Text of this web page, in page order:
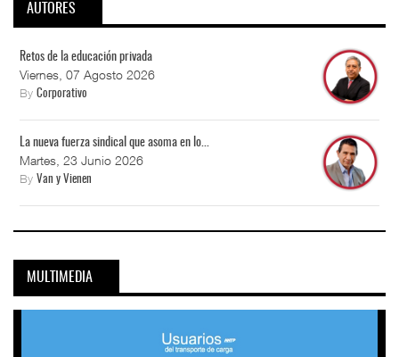
AUTORES
Retos de la educación privada
Viernes, 07 Agosto 2026
By Corporativo
La nueva fuerza sindical que asoma en lo...
Martes, 23 Junio 2026
By Van y Vienen
MULTIMEDIA